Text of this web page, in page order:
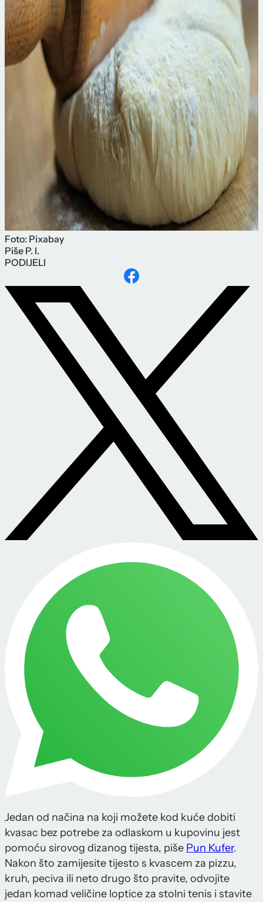
Foto: Pixabay
Piše P. I.
PODIJELI
Jedan od načina na koji možete kod kuće dobiti
kvasac bez potrebe za odlaskom u kupovinu jest
pomoću sirovog dizanog tijesta, piše Pun Kufer.
Nakon što zamijesite tijesto s kvascem za pizzu,
kruh, peciva ili neto drugo što pravite, odvojite
jedan komad veličine loptice za stolni tenis i stavite